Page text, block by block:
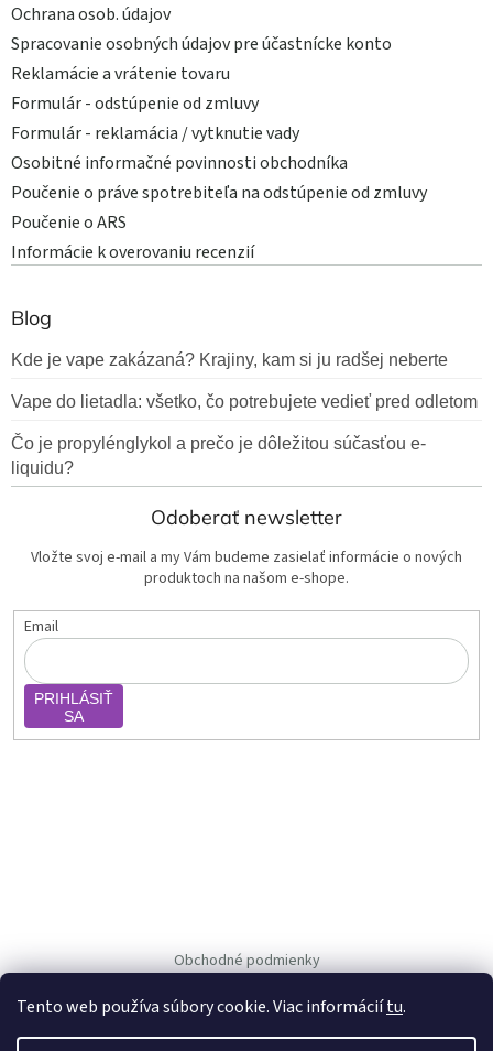
Tento web používa súbory cookie. Viac informáciítu.
Ochrana osob. údajov
Spracovanie osobných údajov pre účastnícke konto
Reklamácie a vrátenie tovaru
Formulár - odstúpenie od zmluvy
Formulár - reklamácia / vytknutie vady
Osobitné informačné povinnosti obchodníka
Poučenie o práve spotrebiteľa na odstúpenie od zmluvy
Poučenie o ARS
Informácie k overovaniu recenzií
Blog
Kde je vape zakázaná? Krajiny, kam si ju radšej neberte
Vape do lietadla: všetko, čo potrebujete vedieť pred odletom
Čo je propylénglykol a prečo je dôležitou súčasťou e-
liquidu?
Odoberať newsletter
Vložte svoj e-mail a my Vám budeme zasielať informácie o nových
produktoch na našom e-shope.
Email
PRIHLÁSIŤ
SA
Obchodné podmienky
Ochrana osob. údajov